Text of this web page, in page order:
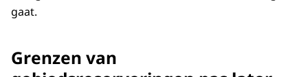
gaat.
Grenzen van